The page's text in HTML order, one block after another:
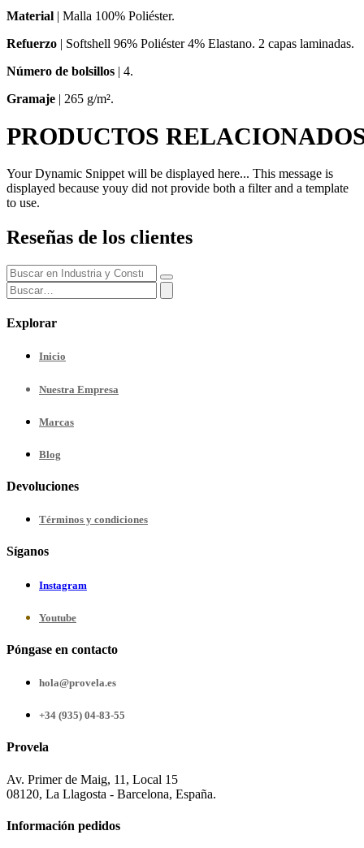
Material | Malla 100% Poliéster.
Refuerzo | Softshell 96% Poliéster 4% Elastano. 2 capas laminadas.
Número de bolsillos | 4.
Gramaje | 265 g/m².
PRODUCTOS
Your Dynamic Snippet will be displayed here... This message is
displayed because youy did not provide both a filter and a template
to use.
Reseñas de los clientes
Explorar
Inicio
Nuestra Empresa
Marcas
Blog
Devoluciones
Términos y condiciones
Síganos
Instagram
Youtube
Póngase en contacto
hola@provela.es
+34 (935) 04-83-55
Provela
Av. Primer de Maig, 11, Local 15
08120, La Llagosta - Barcelona, España.
Información pedidos